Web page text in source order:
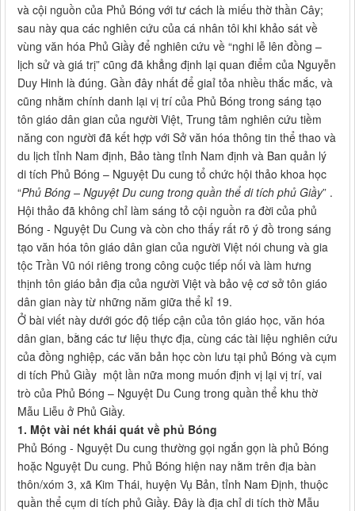
và cội nguồn của Phủ Bóng với tư cách là miếu thờ thần Cây;
sau này qua các nghiên cứu của cá nhân tôi khi khảo sát về
vùng văn hóa Phủ Giầy để nghiên cứu về “nghi lễ lên đồng –
lịch sử và giá trị” cũng đã khẳng định lại quan điểm của Nguyễn
Duy Hinh là đúng. Gần đây nhất để giaỉ tỏa nhiều thắc mắc, và
cũng nhằm chính danh lại vị trí của Phủ Bóng trong sáng tạo
tôn giáo dân gian của người Việt, Trung tâm nghiên cứu tiềm
năng con người đã kết hợp với Sở văn hóa thông tin thể thao và
du lịch tỉnh Nam định, Bảo tàng tỉnh Nam định và Ban quản lý
di tích Phủ Bóng – Nguyệt Du cung tổ chức hội thảo khoa học
“Phủ Bóng – Nguyệt Du cung trong quần thể di tích phủ Giầy” .
Hội thảo đã không chỉ làm sáng tỏ cội nguồn ra đời của phủ
Bóng - Nguyệt Du Cung và còn cho thấy rất rõ ý đồ trong sáng
tạo văn hóa tôn giáo dân gian của người Việt nói chung và gia
tộc Trần Vũ nói riêng trong công cuộc tiếp nối và làm hưng
thịnh tôn giáo bản địa của người Việt và bảo vệ cơ sở tôn giáo
dân gian này từ những năm giữa thể kỉ 19.
Ở bài viết này dưới góc độ tiếp cận của tôn giáo học, văn hóa
dân gian, bằng các tư liệu thực địa, cùng các tài liệu nghiên cứu
của đồng nghiệp, các văn bản học còn lưu tại phủ Bóng và cụm
di tích Phủ Giầy một lần nữa mong muốn định vị lại vị trí, vai
trò của Phủ Bóng – Nguyệt Du Cung trong quần thể khu thờ
Mẫu Liễu ở Phủ Giầy.
1. Một vài nét khái quát về phủ Bóng
Phủ Bóng - Nguyệt Du cung thường gọi ngắn gọn là phủ Bóng
hoặc Nguyệt Du cung. Phủ Bóng hiện nay nằm trên địa bàn
thôn/xóm 3, xã Kim Thái, huyện Vụ Bản, tỉnh Nam Định, thuộc
quần thể cụm di tích phủ Giầy. Đây là địa chỉ di tích thờ Mẫu